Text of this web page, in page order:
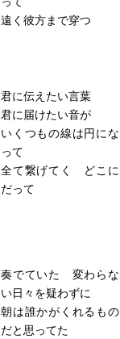
遠く彼方まで穿つ
君に伝えたい言葉
君に届けたい音が
いくつもの線は円にな
って
全て繋げてく どこに
だって
奏でていた 変わらな
い日々を疑わずに
朝は誰かがくれるもの
だと思ってた